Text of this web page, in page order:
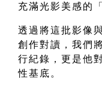
充滿光影美感的
透過將這批影像
創作對讀，我們
行紀錄，更是他
性基底。